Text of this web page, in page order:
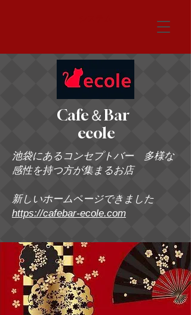
Cafe＆Bar
ecole
池袋にあるコンセプトバー 多様な
感性を持つ方が集まるお店
新しいホームページできました
https://cafebar-ecole.com